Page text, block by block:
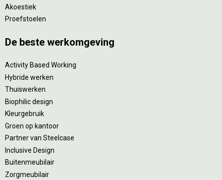
Akoestiek
Proefstoelen
De beste werkomgeving
Activity Based Working
Hybride werken
Thuiswerken
Biophilic design
Kleurgebruik
Groen op kantoor
Partner van Steelcase
Inclusive Design
Buitenmeubilair
Zorgmeubilair